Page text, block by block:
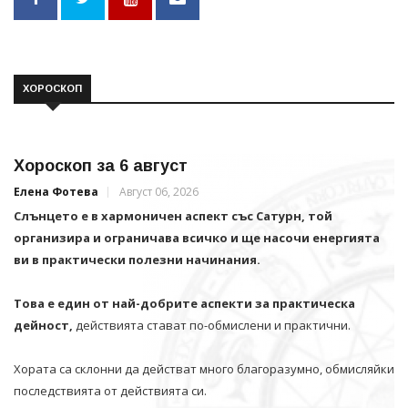
ХОРОСКОП
Хороскоп за 6 август
Елена Фотева Август 06, 2026
Слънцето е в хармоничен аспект със Сатурн, той
организира и ограничава всичко и щe насочи енергията
ви в практически полезни начинания.
Това е един от най-добрите аспекти за практическа
дейност, действията стават по-обмислени и практични.
Хората са склонни да действат много благоразумно, обмисляйки
последствията от действията си.